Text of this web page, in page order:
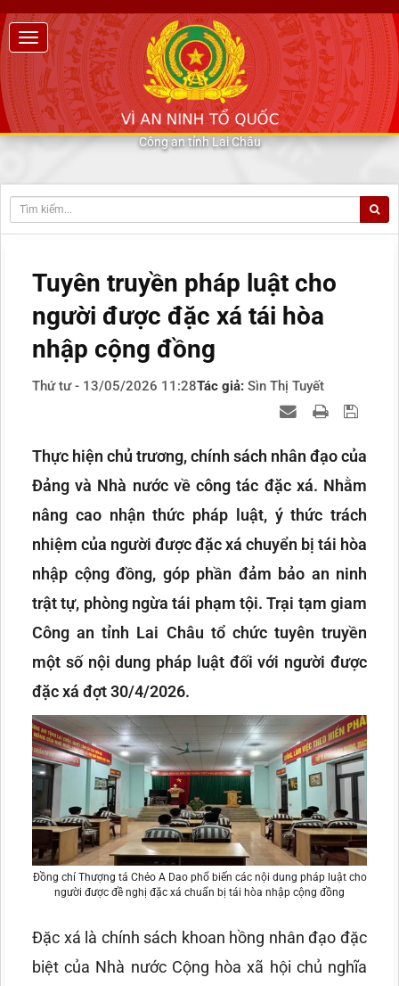
Công an tỉnh Lai Châu
Tuyên truyền pháp luật cho
người được đặc xá tái hòa
nhập cộng đồng
Thứ tư - 13/05/2026 11:28Tác giả: Sìn Thị Tuyết
Thực hiện chủ trương, chính sách nhân đạo của
Đảng và Nhà nước về công tác đặc xá. Nhằm
nâng cao nhận thức pháp luật, ý thức trách
nhiệm của người được đặc xá chuyển bị tái hòa
nhập cộng đồng, góp phần đảm bảo an ninh
trật tự, phòng ngừa tái phạm tội. Trại tạm giam
Công an tỉnh Lai Châu tổ chức tuyên truyền
một số nội dung pháp luật đối với người được
đặc xá đợt 30/4/2026.
Đồng chí Thượng tá Chẻo A Dao phổ biến các nội dung pháp luật cho
người được đề nghị đặc xá chuẩn bị tái hòa nhập cộng đồng
Đặc xá là chính sách khoan hồng nhân đạo đặc
biệt của Nhà nước Cộng hòa xã hội chủ nghĩa